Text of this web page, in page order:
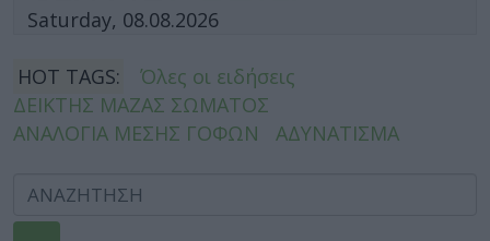
Saturday, 08.08.2026
HOT TAGS:
Όλες οι ειδήσεις
ΔΕΙΚΤΗΣ ΜΑΖΑΣ ΣΩΜΑΤΟΣ
ΑΝΑΛΟΓΙΑ ΜΕΣΗΣ ΓΟΦΩΝ
ΑΔΥΝΑΤΙΣΜΑ